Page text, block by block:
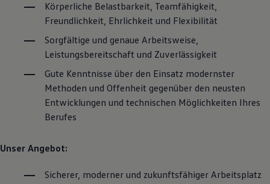
Pannen- und Unfallhilfe
Volkswagen Kundenbetreuung
Körperliche Belastbarkeit, Teamfähigkeit,
Freundlichkeit, Ehrlichkeit und Flexibilität
Sorgfältige und genaue Arbeitsweise,
Leistungsbereitschaft und Zuverlässigkeit
Gute Kenntnisse über den Einsatz modernster
Methoden und Offenheit gegenüber den neusten
Entwicklungen und technischen Möglichkeiten Ihres
Berufes
Unser Angebot:
Sicherer, moderner und zukunftsfähiger Arbeitsplatz